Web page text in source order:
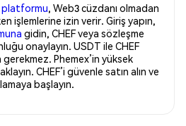
platformu, Web3 cüzdanı olmadan
işlemlerine izin verir. Giriş yapın,
gidin, CHEF veya sözleşme
onaylayın. USDT ile CHEF
Phemex’in yüksek
CHEF’i güvenle satın alın ve
başlayın.